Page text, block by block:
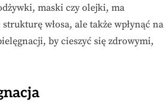
maski czy olejki, ma
włosa, ale także wpłynąć na
by cieszyć się zdrowymi,